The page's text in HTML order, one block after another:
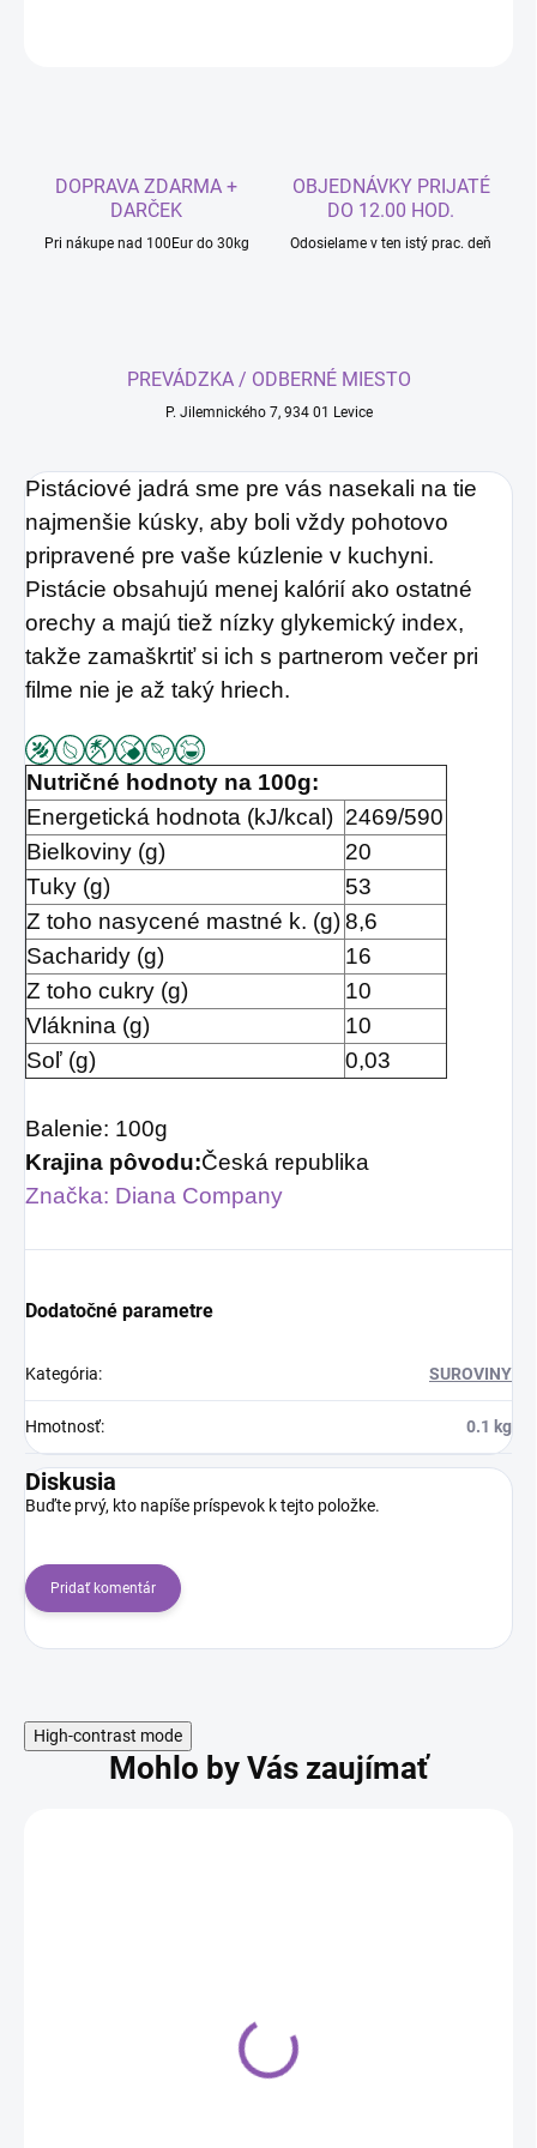
DOPRAVA ZDARMA +
DARČEK
Pri nákupe nad 100Eur do 30kg
OBJEDNÁVKY PRIJATÉ
DO 12.00 HOD.
Odosielame v ten istý prac. deň
PREVÁDZKA / ODBERNÉ MIESTO
P. Jilemnického 7, 934 01 Levice
Pistáciové jadrá sme pre vás nasekali na tie
najmenšie kúsky, aby boli vždy pohotovo
pripravené pre vaše kúzlenie v kuchyni.
Pistácie obsahujú menej kalórií ako ostatné
orechy a majú tiež nízky glykemický index,
takže zamaškrtiť si ich s partnerom večer pri
filme nie je až taký hriech.
Nutričné hodnoty na 100g:
Energetická hodnota (kJ/kcal) 2469/590
Bielkoviny (g)
20
Tuky (g)
53
Z toho nasycené mastné k. (g)8,6
Sacharidy (g)
16
Z toho cukry (g)
10
Vláknina (g)
10
Soľ (g)
0,03
Balenie: 100g
Krajina pôvodu:Česká republika
Značka: Diana Company
Dodatočné parametre
Kategória: SUROVINY
Hmotnosť: 0.1 kg
Diskusia
Buďte prvý, kto napíše príspevok k tejto položke.
Pridať komentár
High-contrast mode
Mohlo by Vás zaujímať
Múka z pistáciových